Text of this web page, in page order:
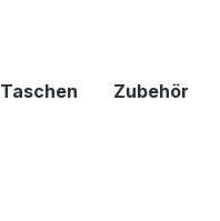
Taschen Zubehör